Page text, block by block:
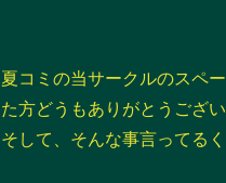
夏コミの当サークルのスペ
た方どうもありがとうござい
そして、そんな事言ってる